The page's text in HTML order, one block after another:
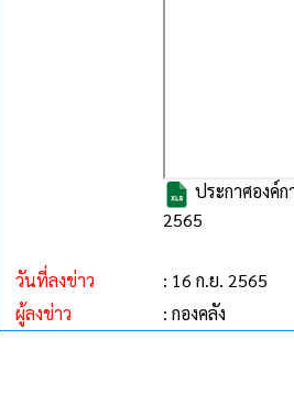
ประกาศองค์
2565
วันที่ลงข่าว
: 16 ก.ย. 2565
ผู้ลงข่าว
: กองคลัง